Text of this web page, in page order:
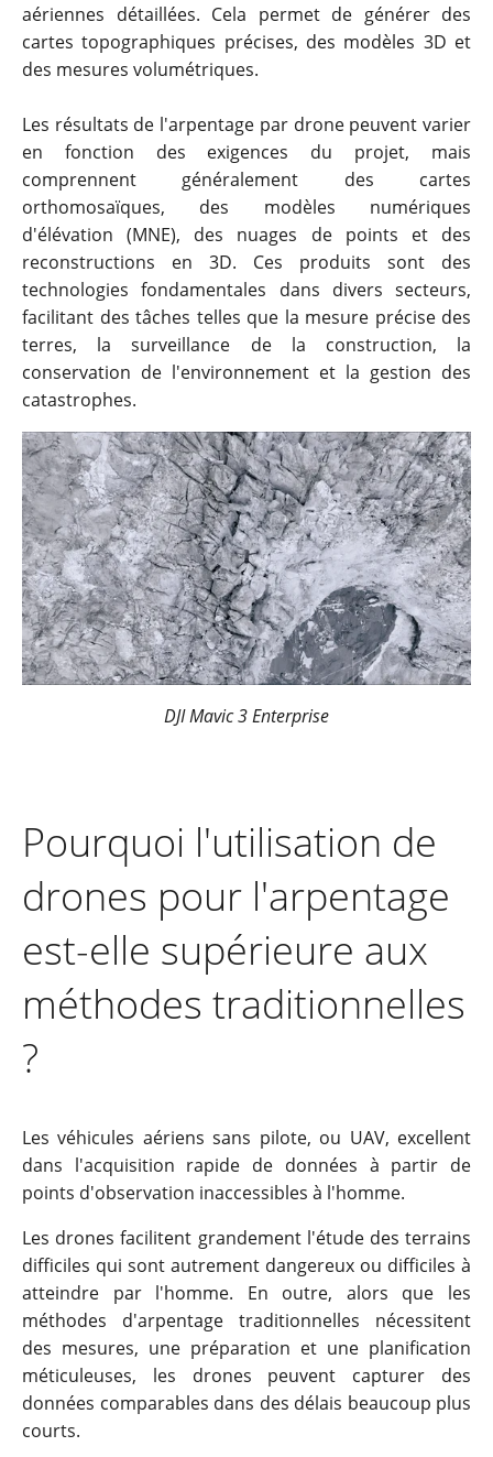
aériennes détaillées. Cela permet de générer des
cartes topographiques précises, des modèles 3D et
des mesures volumétriques.
Les résultats de l'arpentage par drone peuvent varier
en fonction des exigences du projet, mais
comprennent généralement des cartes
orthomosaïques, des modèles numériques
d'élévation (MNE), des nuages de points et des
reconstructions en 3D. Ces produits sont des
technologies fondamentales dans divers secteurs,
facilitant des tâches telles que la mesure précise des
terres, la surveillance de la construction, la
conservation de l'environnement et la gestion des
catastrophes.
DJI Mavic 3 Enterprise
Pourquoi l'utilisation de
drones pour l'arpentage
est-elle supérieure aux
méthodes traditionnelles
?
Les véhicules aériens sans pilote, ou UAV, excellent
dans l'acquisition rapide de données à partir de
points d'observation inaccessibles à l'homme.
Les drones facilitent grandement l'étude des terrains
difficiles qui sont autrement dangereux ou difficiles à
atteindre par l'homme. En outre, alors que les
méthodes d'arpentage traditionnelles nécessitent
des mesures, une préparation et une planification
méticuleuses, les drones peuvent capturer des
données comparables dans des délais beaucoup plus
courts.